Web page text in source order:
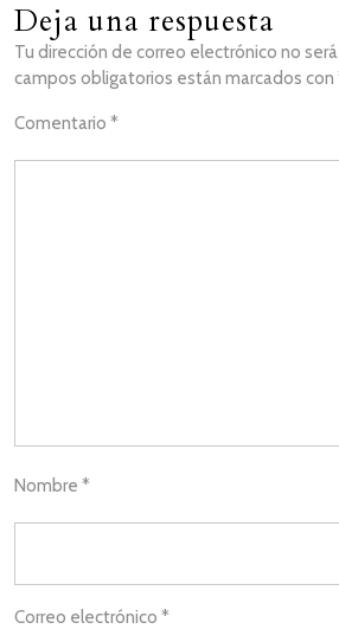
Deja una respuesta
Tu dirección de correo electrónico no
campos obligatorios están marcados con
Comentario *
Nombre *
Correo electrónico *